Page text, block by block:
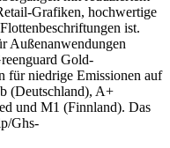
Grafiken, hochwertige
ist.
Außenanwendungen
Gold-
für niedrige Emissionen auf
(Deutschland), A+
und M1 (Finnland). Das
Ghs-